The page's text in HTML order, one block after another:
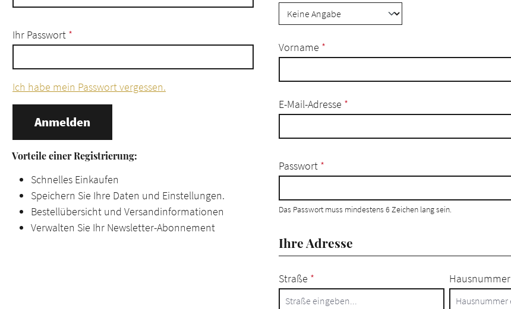
Ihr Passwort *
Ich habe mein Passwort vergessen.
Anmelden
Vorteile einer Registrierung:
Schnelles Einkaufen
Speichern Sie Ihre Daten und Einstellungen.
Bestellübersicht und Versandinformationen
Verwalten Sie Ihr Newsletter-Abonnement
Vorname *
E-Mail-Adresse *
Passwort *
Das Passwort muss mindestens 6 Zeichen lang sein.
Ihre Adresse
Straße * Hausnummer